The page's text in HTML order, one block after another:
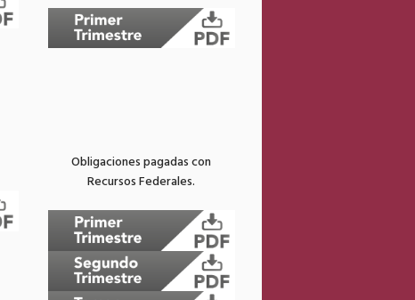
Obligaciones pagadas con
Recursos Federales.